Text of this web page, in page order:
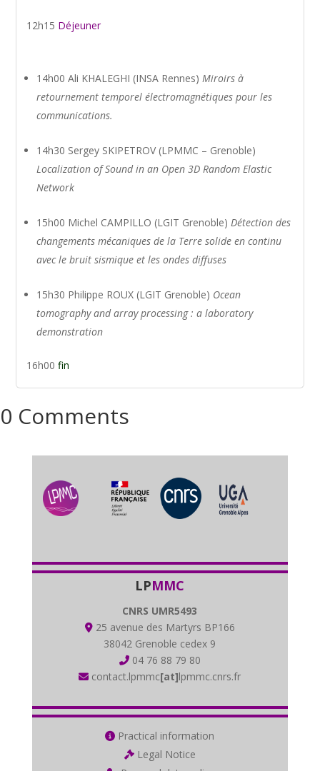
12h15 Déjeuner
14h00 Ali KHALEGHI (INSA Rennes)Miroirs à
retournement temporel électromagnétiques pour les
communications.
14h30 Sergey SKIPETROV (LPMMC – Grenoble)
Localization of Sound in an Open 3D Random Elastic
Network
15h00 Michel CAMPILLO (LGIT Grenoble)Détection des
changements mécaniques de la Terre solide en continu
avec le bruit sismique et les ondes diffuses
15h30 Philippe ROUX (LGIT Grenoble) Ocean
tomography and array processing : a laboratory
demonstration
16h00fin
0 Comments
LPMMC
CNRS UMR5493
25 avenue des Martyrs BP166
38042 Grenoble cedex 9
04 76 88 79 80
contact.lpmmc[at]lpmmc.cnrs.fr
Practical information
Legal Notice